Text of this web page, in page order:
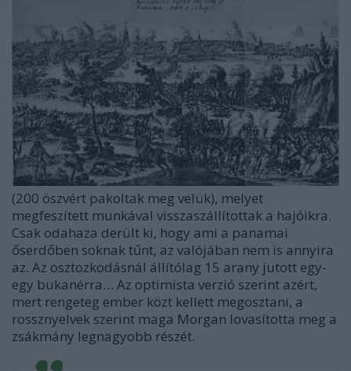
(200 öszvért pakoltak meg velük), melyet
megfeszített munkával visszaszállítottak a hajóikra.
Csak odahaza derült ki, hogy ami a panamai
őserdőben soknak tűnt, az valójában nem is annyira
az. Az osztozkodásnál állítólag 15 arany jutott egy-
egy bukanérra… Az optimista verzió szerint azért,
mert rengeteg ember közt kellett megosztani, a
rossznyelvek szerint maga Morgan lovasította meg a
zsákmány legnagyobb részét.